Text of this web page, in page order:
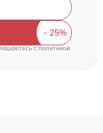
cполитикой